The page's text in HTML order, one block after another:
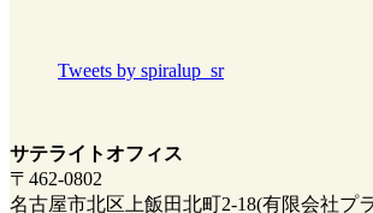
Tweets by spiralup_sr
サテライトオフィス
〒462-0802
名古屋市北区上飯田北町2-18(有限会社プ